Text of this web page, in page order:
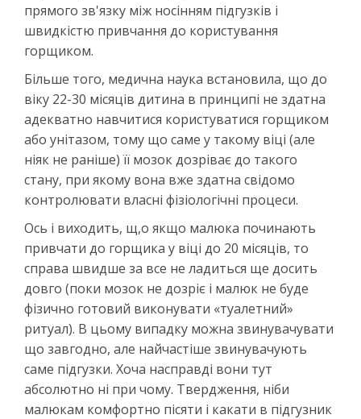
прямого зв'язку між носінням підгузків і
швидкістю привчання до користування
горщиком.
Більше того, медична наука встановила, що до
віку 22-30 місяців дитина в принципі не здатна
адекватно навчитися користуватися горщиком
або унітазом, тому що саме у такому віці (але
ніяк не раніше) її мозок дозріває до такого
стану, при якому вона вже здатна свідомо
контролювати власні фізіологічні процеси.
Ось і виходить, щ,о якщо малюка починають
привчати до горщика у віці до 20 місяців, то
справа швидше за все не ладиться ще досить
довго (поки мозок не дозріє і малюк не буде
фізично готовий виконувати «туалетний»
ритуал). В цьому випадку можна звинувачувати
що завгодно, але найчастіше звинувачують
саме підгузки. Хоча насправді вони тут
абсолютно ні при чому. Твердження, ніби
малюкам комфортно пісяти і какати в підгузник